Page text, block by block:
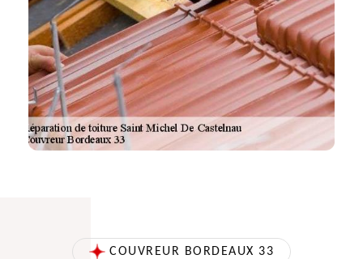
COUVREUR BORDEAUX 33